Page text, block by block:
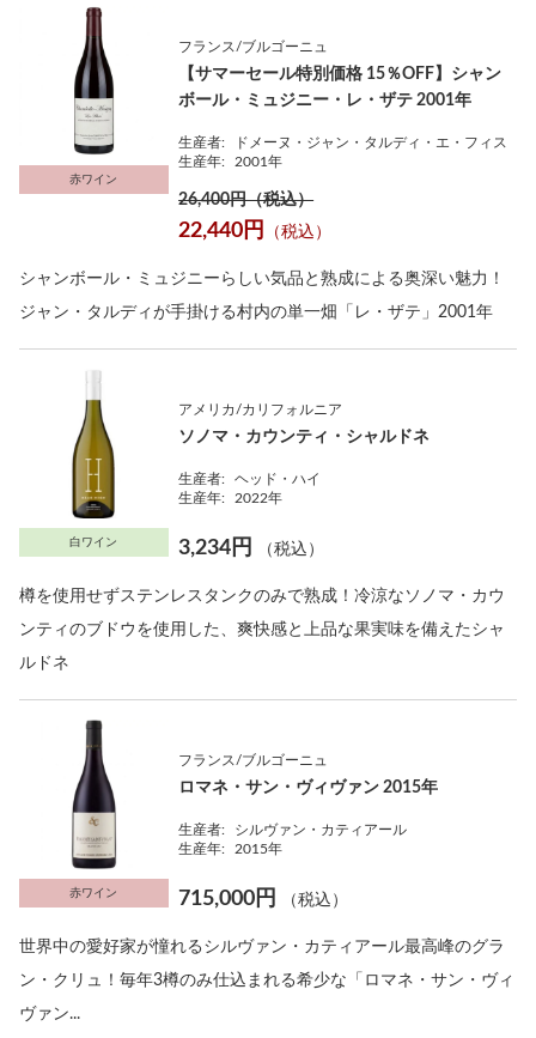
赤ワイン
フランス/ブルゴーニュ
【サマーセール特別価格 15％OFF】シャン
ボール・ミュジニー・レ・ザテ 2001年
生産者:
ドメーヌ・ジャン・タルディ・エ・フィス
生産年:
2001年
26,400円（税込）
22,440円 （税込）
シャンボール・ミュジニーらしい気品と熟成による奥深い魅力！
ジャン・タルディが手掛ける村内の単一畑「レ・ザテ」2001年
白ワイン
アメリカ/カリフォルニア
ソノマ・カウンティ・シャルドネ
生産者:
ヘッド・ハイ
生産年:
2022年
3,234円 （税込）
樽を使用せずステンレスタンクのみで熟成！冷涼なソノマ・カウ
ンティのブドウを使用した、爽快感と上品な果実味を備えたシャ
ルドネ
赤ワイン
フランス/ブルゴーニュ
ロマネ・サン・ヴィヴァン 2015年
生産者:
シルヴァン・カティアール
生産年:
2015年
715,000円 （税込）
世界中の愛好家が憧れるシルヴァン・カティアール最高峰のグラ
ン・クリュ！毎年3樽のみ仕込まれる希少な「ロマネ・サン・ヴィ
ヴァン...